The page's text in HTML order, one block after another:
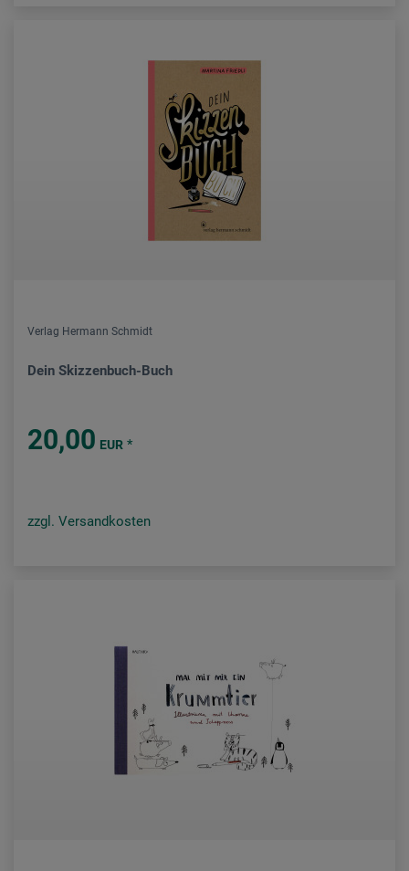
Verlag Hermann Schmidt
Dein Skizzenbuch-Buch
20,00 EUR *
zzgl. Versandkosten